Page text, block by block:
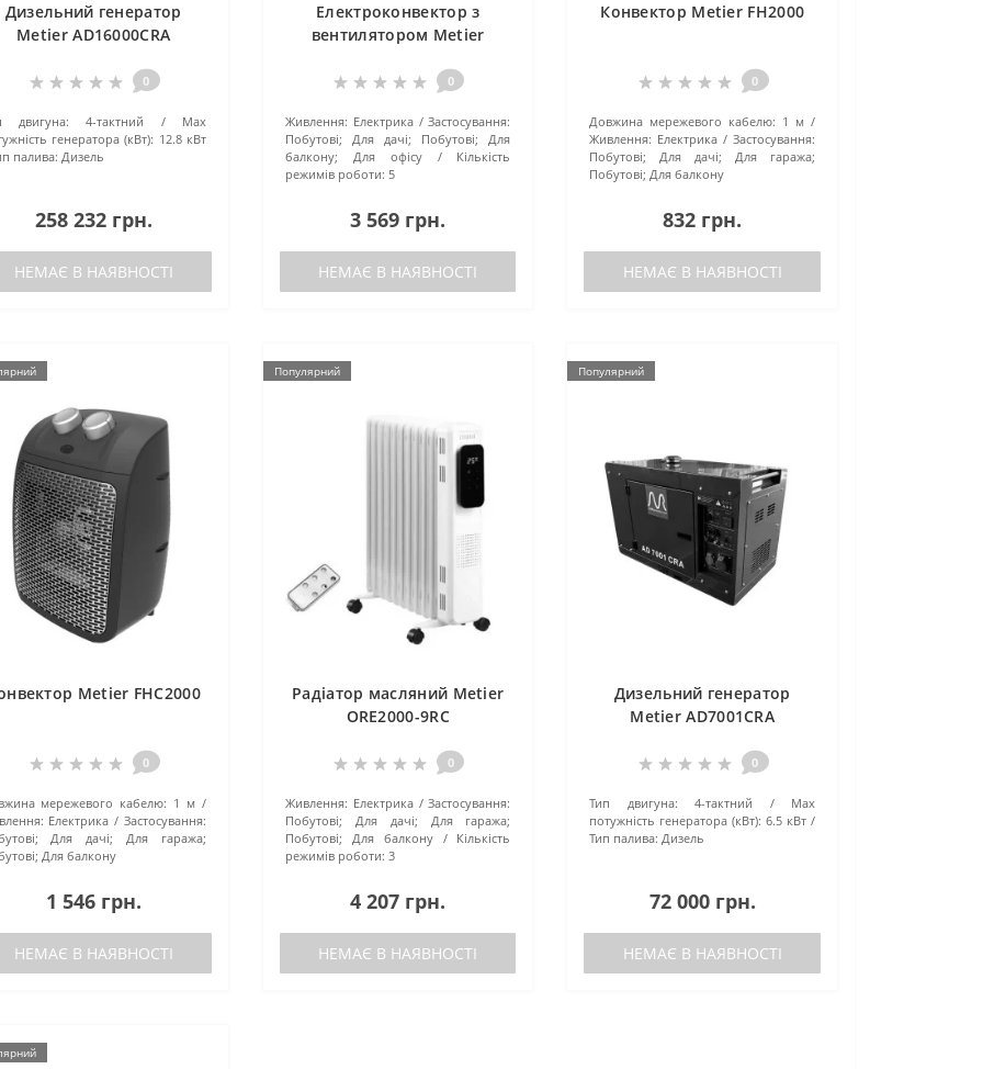
Дизельний генератор
Metier AD16000CRA
0
двигуна: 4-тактний
Маx
генератора (кВт): 12.8 кВт
палива: Дизель
258 232 грн.
НЕМАЄ В НАЯВНОСТІ
Електроконвектор з
вентилятором Metier
0
Живлення: Електрика
Застосування:
Побутові; Для дачі; Побутові; Для
балкону; Для офісу
Кількість
режимів роботи: 5
3 569 грн.
НЕМАЄ В НАЯВНОСТІ
Конвектор Metier FH2000
0
Довжина мережевого кабелю: 1 м
Живлення: Електрика
Застосування:
Побутові; Для дачі; Для гаража;
Побутові; Для балкону
832 грн.
НЕМАЄ В НАЯВНОСТІ
Metier FHC2000
0
мережевого кабелю: 1 м
Електрика
Застосування:
Для дачі; Для гаража;
Для балкону
1 546 грн.
НЕМАЄ В НАЯВНОСТІ
Популярний
Радіатор масляний Metier
ORE2000-9RC
0
Живлення: Електрика
Застосування:
Побутові; Для дачі; Для гаража;
Побутові; Для балкону
Кількість
режимів роботи: 3
4 207 грн.
НЕМАЄ В НАЯВНОСТІ
Популярний
Дизельний генератор
Metier AD7001CRA
0
Тип двигуна: 4-тактний
Маx
потужність генератора (кВт): 6.5 кВт
Тип палива: Дизель
72 000 грн.
НЕМАЄ В НАЯВНОСТІ